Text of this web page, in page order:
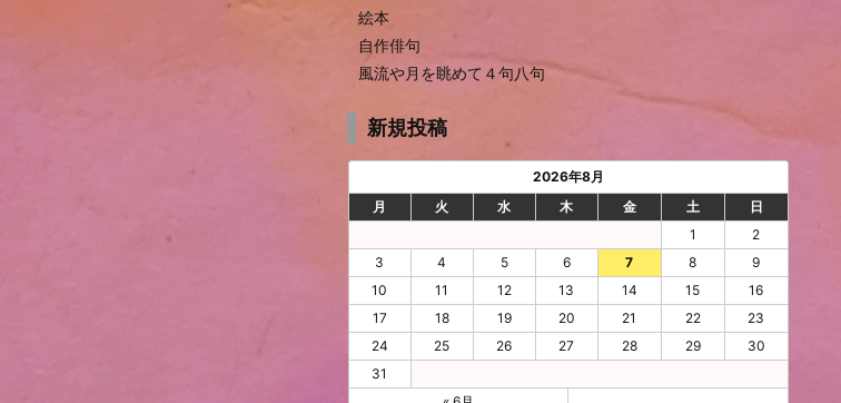
絵本
自作俳句
風流や月を眺めて４句八句
新規投稿
2026年8月
月
火 水 木 金 土
日
1
2
3
4 5 6 7 8
9
10
11 12 13 14 15
16
17
18 19 20 21 22
23
24
25 26 27 28 29
30
31